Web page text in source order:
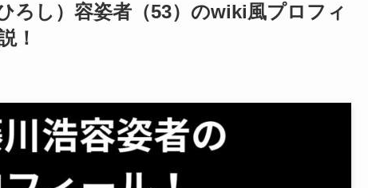
ろし）容姿者（53）のwiki風プロフィ
！